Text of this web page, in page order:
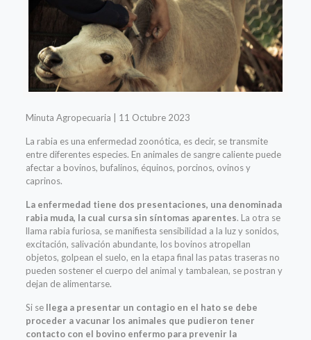
Minuta Agropecuaria | 11 Octubre 2023
La rabia es una enfermedad zoonótica, es decir, se transmite
entre diferentes especies. En animales de sangre caliente puede
afectar a bovinos, bufalinos, équinos, porcinos, ovinos y
caprinos.
La enfermedad tiene dos presentaciones, una denominada
rabia muda, la cual cursa sin síntomas aparentes. La otra se
llama rabia furiosa, se manifiesta sensibilidad a la luz y sonidos,
excitación, salivación abundante, los bovinos atropellan
objetos, golpean el suelo, en la etapa final las patas traseras no
pueden sostener el cuerpo del animal y tambalean, se postran y
dejan de alimentarse.
Si se llega a presentar un contagio en el hato se debe
proceder a vacunar los animales que pudieron tener
contacto con el bovino enfermo para prevenir la